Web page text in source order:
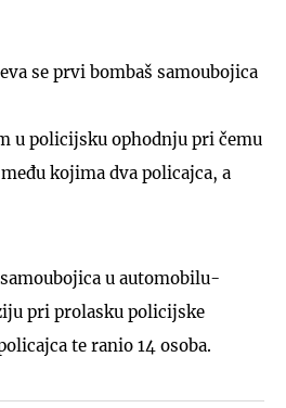
se prvi bombaš samoubojica
u policijsku ophodnju pri čemu
kojima dva policajca, a
u automobilu-
pri prolasku policijske
te ranio 14 osoba.